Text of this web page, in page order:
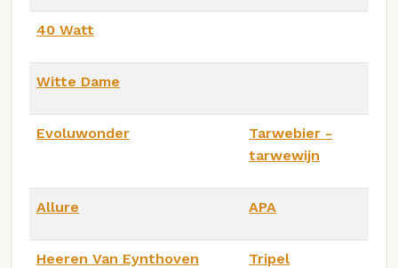
40 Watt
Witte Dame
Evoluwonder
Tarwebier -
tarwewijn
Allure APA
Heeren Van Eynthoven Tripel